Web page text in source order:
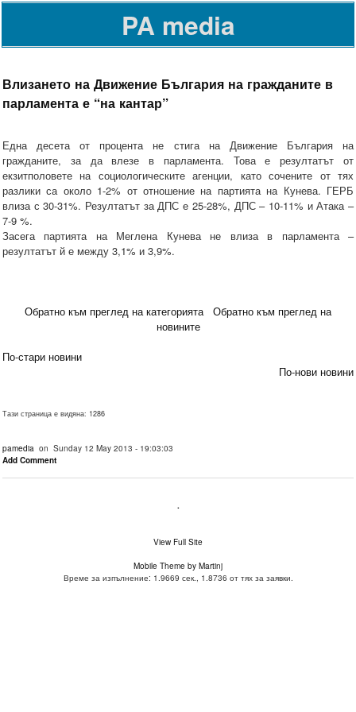
PA media
Влизането на Движение България на гражданите в
парламента е “на кантар”
Една десета от процента не стига на Движение България на
гражданите, за да влезе в парламента. Това е резултатът от
екзитполовете на социологическите агенции, като сочените от тях
разлики са около 1-2% от отношение на партията на Кунева. ГЕРБ
влиза с 30-31%. Резултатът за ДПС е 25-28%, ДПС – 10-11% и Атака –
7-9 %.
Засега партията на Меглена Кунева не влиза в парламента –
резултатът й е между 3,1% и 3,9%.
Обратно към преглед на категорията
Обратно към преглед на
новините
По-стари новини
По-нови новини
Тази страница е видяна: 1286
pamedia on Sunday 12 May 2013 - 19:03:03
Add Comment
.
View Full Site
Mobile Theme by Martinj
Време за изпълнение: 1.9669 сек., 1.8736 от тях за заявки.